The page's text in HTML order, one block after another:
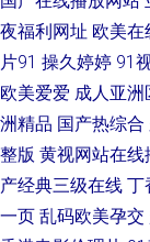
ts伪娘网站 狠狠插
际视频 国产操屄 欧
韩TVA级片 ts性爱
级片 最新超碰午夜
夜福利网址 欧美在
片91 操久婷婷 91
欧美爱爱 成人亚洲
洲精品 国产热综合
整版 黄视网站在线
产经典三级在线 丁
一页 乱码欧美孕交